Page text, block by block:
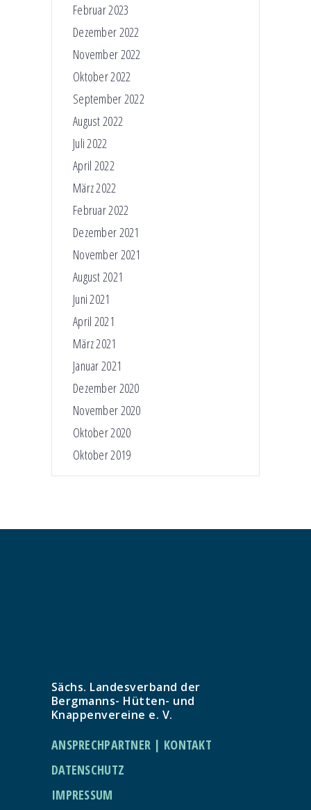
Februar 2023
Dezember 2022
November 2022
Oktober 2022
September 2022
August 2022
Juli 2022
April 2022
März 2022
Februar 2022
Dezember 2021
November 2021
August 2021
Juni 2021
April 2021
März 2021
Januar 2021
Dezember 2020
November 2020
Oktober 2020
Oktober 2019
Sächs. Landesverband der
Bergmanns- Hütten- und
Knappenvereine e. V.
ANSPRECHPARTNER | KONTAKT
DATENSCHUTZ
IMPRESSUM